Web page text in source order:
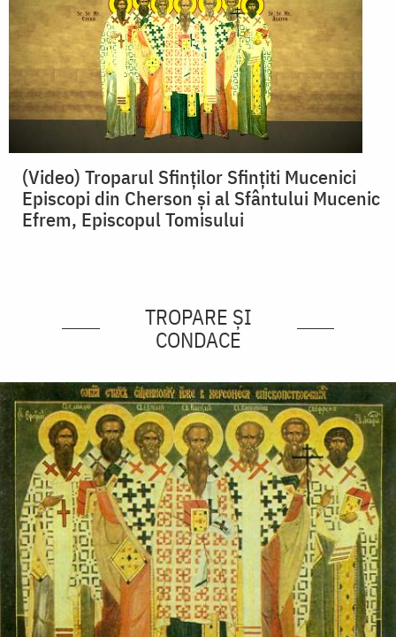
(Video) Troparul Sfinților Sfințiti Mucenici
Episcopi din Cherson și al Sfântului Mucenic
Efrem, Episcopul Tomisului
TROPARE ȘI
CONDACE